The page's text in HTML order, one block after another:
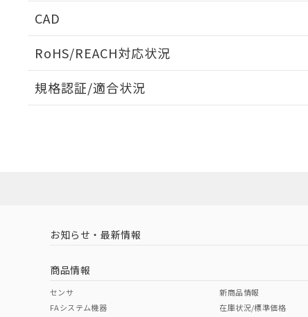
CAD
RoHS/REACH対応状況
EU RoHS 注意事項・凡例
中国 RoHS 注意事項・凡例
中国 RoHS表
規格認証/適合状況
（イギリス
（ノルウェー
お知らせ・最新情報
商品情報
センサ
FAシステム機器
新商品情報
在庫状況/標準価格